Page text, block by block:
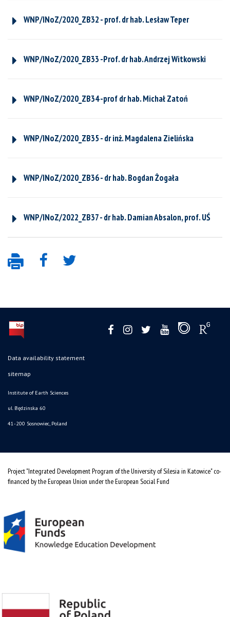
WNP/INoZ/2020_ZB32 - prof. dr hab. Lesław Teper
WNP/INoZ/2020_ZB33 -Prof. dr hab. Andrzej Witkowski
WNP/INoZ/2020_ZB34 -prof dr hab. Michał Zatoń
WNP/INoZ/2020_ZB35 - dr inż. Magdalena Zielińska
WNP/INoZ/2020_ZB36 - dr hab. Bogdan Żogała
WNP/INoZ/2022_ZB37 - dr hab. Damian Absalon, prof. UŚ
Data availability statement
sitemap
Institute of Earth Sciences
ul. Będzinska 60
41-200 Sosnowiec, Poland
Project "Integrated Development Program of the University of Silesia in Katowice" co-
financed by the European Union under the European Social Fund